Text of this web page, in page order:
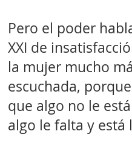
Pero el poder
XXI de
la mujer mucho
escuchada,
que algo no le
algo le falta y